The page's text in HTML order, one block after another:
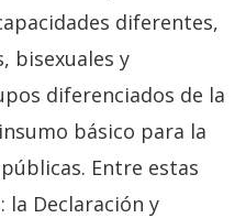
diferentes,
bisexuales y
diferenciados de la
básico para la
Entre estas
Declaración y